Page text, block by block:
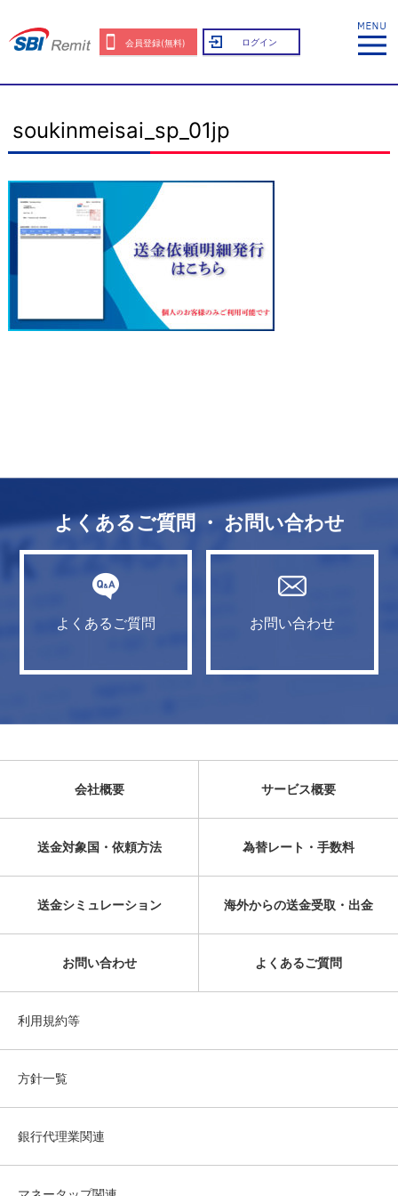
会員登録(無料) ログイン
soukinmeisai_sp_01jp
よくあるご質問 ・ お問い合わせ
よくあるご質問 お問い合わせ
会社概要 サービス概要
送金対象国・依頼方法 為替レート・手数料
送金シミュレーション 海外からの送金受取・出金
お問い合わせ よくあるご質問
利用規約等
方針一覧
銀行代理業関連